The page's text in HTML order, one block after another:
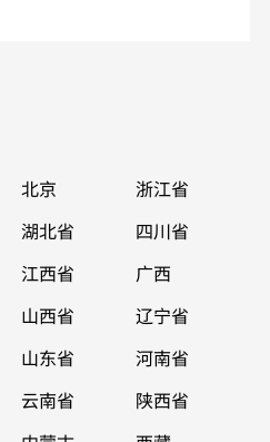
国际标准二、技术架构要求全球
2025年最适合银川用户使用的五
绑定二级域名免费版功能：优
面，银川本地服务器Wix（国际
宽Wix广告展示基础SEO功能免
：设计感强，支持英文网站
北京
浙江省
湖北省
四川省
江西省
广西
山西省
辽宁省
山东省
河南省
云南省
陕西省